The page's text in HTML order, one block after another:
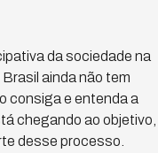
da sociedade na
ainda não tem
consiga e entenda a
chegando ao objetivo,
desse processo.